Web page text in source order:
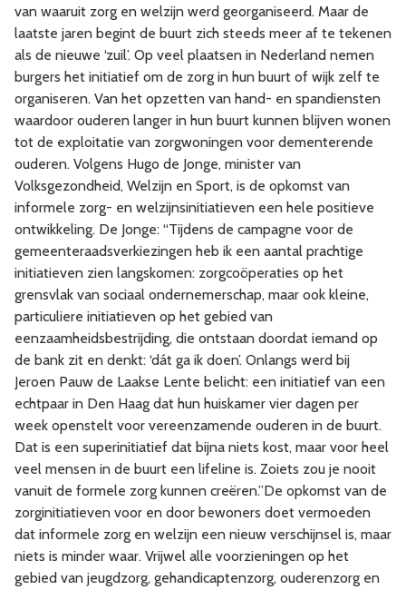
van waaruit zorg en welzijn werd georganiseerd. Maar de
laatste jaren begint de buurt zich steeds meer af te tekenen
als de nieuwe ‘zuil’. Op veel plaatsen in Nederland nemen
burgers het initiatief om de zorg in hun buurt of wijk zelf te
organiseren. Van het opzetten van hand- en spandiensten
waardoor ouderen langer in hun buurt kunnen blijven wonen
tot de exploitatie van zorgwoningen voor dementerende
ouderen. Volgens Hugo de Jonge, minister van
Volksgezondheid, Welzijn en Sport, is de opkomst van
informele zorg- en welzijnsinitiatieven een hele positieve
ontwikkeling. De Jonge: “Tijdens de campagne voor de
gemeenteraadsverkiezingen heb ik een aantal prachtige
initiatieven zien langskomen: zorgcoöperaties op het
grensvlak van sociaal ondernemerschap, maar ook kleine,
particuliere initiatieven op het gebied van
eenzaamheidsbestrijding, die ontstaan doordat iemand op
de bank zit en denkt: ‘dát ga ik doen’. Onlangs werd bij
Jeroen Pauw de Laakse Lente belicht: een initiatief van een
echtpaar in Den Haag dat hun huiskamer vier dagen per
week openstelt voor vereenzamende ouderen in de buurt.
Dat is een superinitiatief dat bijna niets kost, maar voor heel
veel mensen in de buurt een lifeline is. Zoiets zou je nooit
vanuit de formele zorg kunnen creëren.”De opkomst van de
zorginitiatieven voor en door bewoners doet vermoeden
dat informele zorg en welzijn een nieuw verschijnsel is, maar
niets is minder waar. Vrijwel alle voorzieningen op het
gebied van jeugdzorg, gehandicaptenzorg, ouderenzorg en